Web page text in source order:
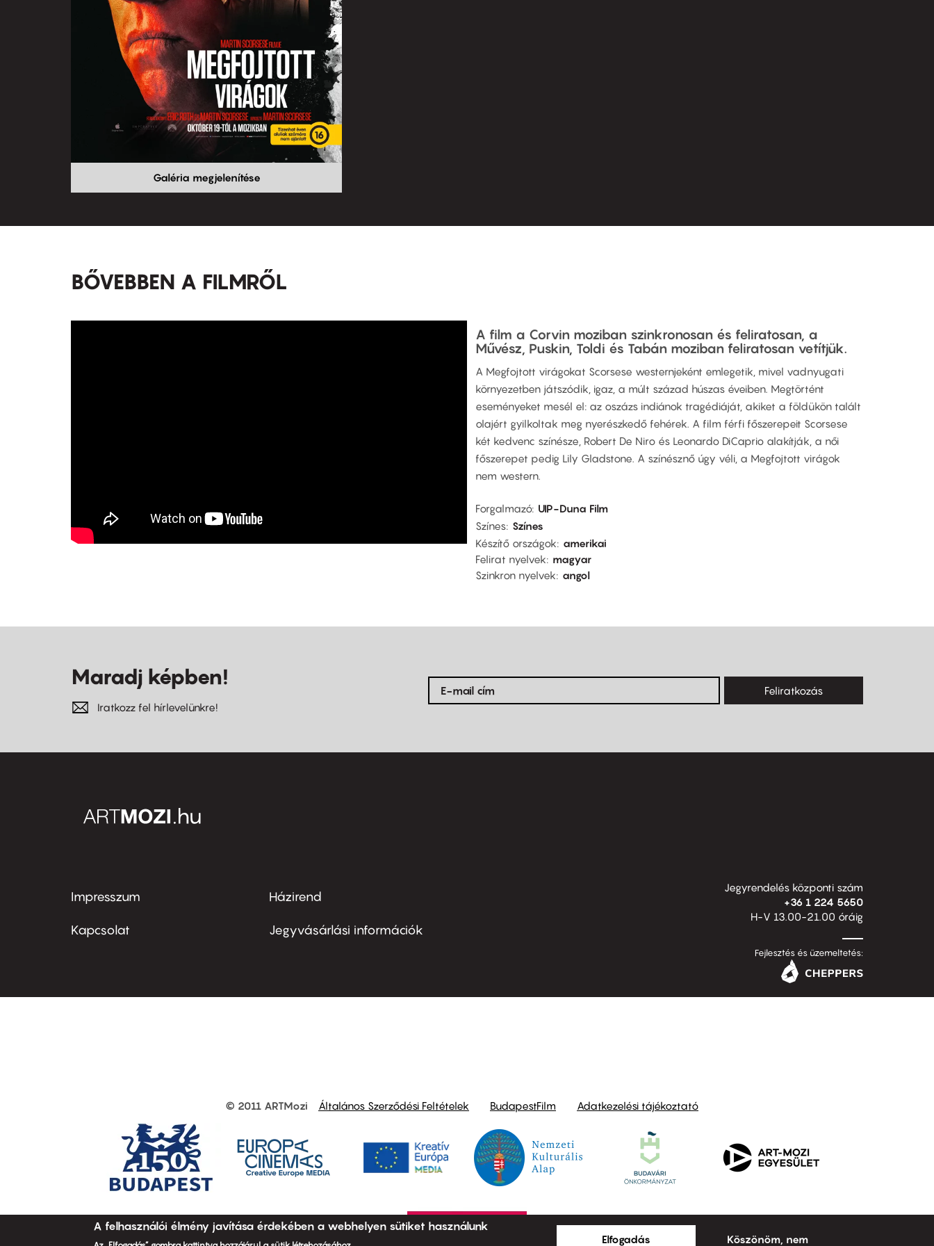
Galéria megjelenítése
BŐVEBBEN A FILMRŐL
A film a Corvin moziban szinkronosan és feliratosan, a
Művész, Puskin, Toldi és Tabán moziban feliratosan vetítjük.
A Megfojtott virágokat Scorsese westernjeként emlegetik, mivel vadnyugati
környezetben játszódik, igaz, a múlt század húszas éveiben. Megtörtént
eseményeket mesél el: az oszázs indiánok tragédiáját, akiket a földükön talált
olajért gyilkoltak meg nyerészkedő fehérek. A film férfi főszerepeit Scorsese
két kedvenc színésze, Robert De Niro és Leonardo DiCaprio alakítják, a női
főszerepet pedig Lily Gladstone. A színésznő úgy véli, a Megfojtott virágok
nem western.
Forgalmazó UIP-Duna Film
Színes Színes
Készítő országok
amerikai
Felirat nyelvek
magyar
Szinkron nyelvek
angol
Maradj képben!
Iratkozz fel hírlevelünkre!
Feliratkozás
Footer
menu
Impresszum
Kapcsolat
Footer
menu
Házirend
Jegyvásárlási információk
Jegyrendelés központi szám
+36 1 224 5650
H-V 13.00-21.00 óráig
Fejlesztés és üzemeltetés:
other
© 2011 ARTMozi Általános Szerződési Feltételek BudapestFilm Adatkezelési tájékoztató
A felhasználói élmény javítása érdekében a webhelyen sütiket használunk
Elfogadás Köszönöm, nem